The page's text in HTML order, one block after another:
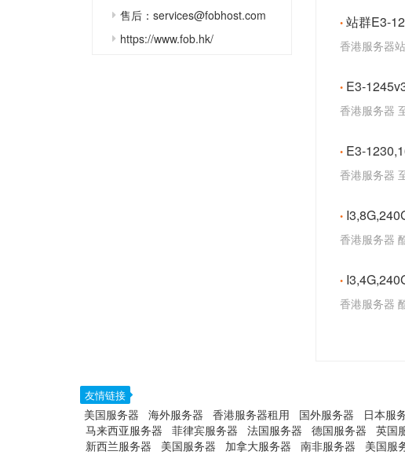
售后：services@fobhost.com
https://www.fob.hk/
站群E3-
香港服务器
E3-
香港服务器
E3-
香港服务器
香港服务器
香港服务器
友情链接
美国服务器 海外服务器 香港服务器租用 国外服务器 日本服
马来西亚服务器
菲律宾服务器 法国服务器 德国服务器 英国
新西兰服务器
美国服务器 加拿大服务器 南非服务器 美国服